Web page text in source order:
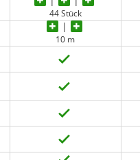
44 Stück
10 m